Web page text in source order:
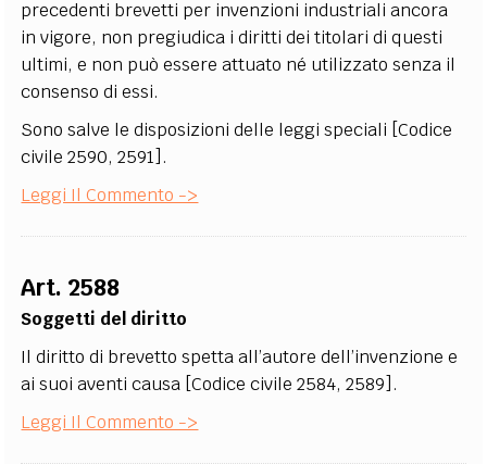
precedenti brevetti per invenzioni industriali ancora
in vigore, non pregiudica i diritti dei titolari di questi
ultimi, e non può essere attuato né utilizzato senza il
consenso di essi.
Sono salve le disposizioni delle leggi speciali [Codice
civile 2590, 2591].
Leggi Il Commento ->
Art. 2588
Soggetti del diritto
Il diritto di brevetto spetta all’autore dell’invenzione e
ai suoi aventi causa [Codice civile 2584, 2589].
Leggi Il Commento ->